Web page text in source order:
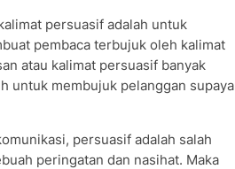
persuasif adalah untuk
pembaca terbujuk oleh kalimat
atau kalimat persuasif banyak
untuk membujuk pelanggan supaya
persuasif adalah salah
peringatan dan nasihat. Maka